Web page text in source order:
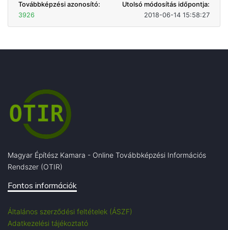
Továbbképzési azonosító:
3926
Utolsó módosítás időpontja:
2018-06-14 15:58:27
Magyar Építész Kamara - Online Továbbképzési Információs
Rendszer (OTIR)
Fontos információk
Általános szerződési feltételek (ÁSZF)
Adatkezelési tájékoztató